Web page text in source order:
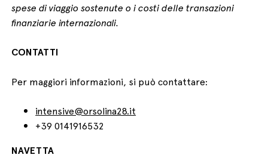
spese di viaggio sostenute o i costi delle transazioni
finanziarie internazionali.
CONTATTI
Per maggiori informazioni, si può contattare:
intensive@orsolina28.it
+39 0141916532
NAVETTA